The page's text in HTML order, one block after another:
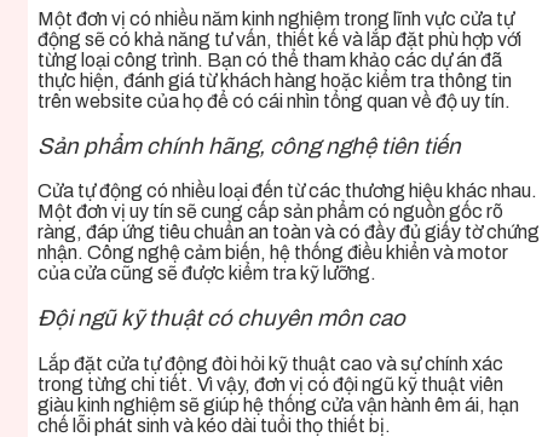
Một đơn vị có nhiều năm kinh nghiệm trong lĩnh vực cửa tự
động sẽ có khả năng tư vấn, thiết kế và lắp đặt phù hợp với
từng loại công trình. Bạn có thể tham khảo các dự án đã
thực hiện, đánh giá từ khách hàng hoặc kiểm tra thông tin
trên website của họ để có cái nhìn tổng quan về độ uy tín.
Sản phẩm chính hãng, công nghệ tiên tiến
Cửa tự động có nhiều loại đến từ các thương hiệu khác nhau.
Một đơn vị uy tín sẽ cung cấp sản phẩm có nguồn gốc rõ
ràng, đáp ứng tiêu chuẩn an toàn và có đầy đủ giấy tờ chứng
nhận. Công nghệ cảm biến, hệ thống điều khiển và motor
của cửa cũng sẽ được kiểm tra kỹ lưỡng.
Đội ngũ kỹ thuật có chuyên môn cao
Lắp đặt cửa tự động đòi hỏi kỹ thuật cao và sự chính xác
trong từng chi tiết. Vì vậy, đơn vị có đội ngũ kỹ thuật viên
giàu kinh nghiệm sẽ giúp hệ thống cửa vận hành êm ái, hạn
chế lỗi phát sinh và kéo dài tuổi thọ thiết bị.